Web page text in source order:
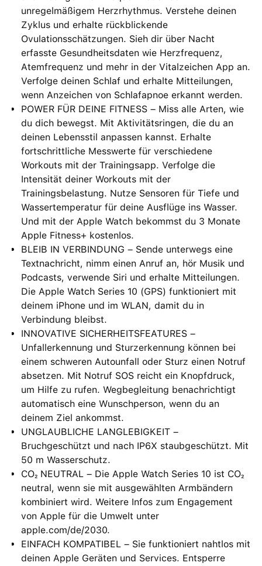
unregelmäßigem Herzrhythmus. Verstehe deinen
Zyklus und erhalte rückblickende
Ovulationsschätzungen⁠. Sieh dir über Nacht
erfasste Gesundheitsdaten wie Herzfrequenz,
Atemfrequenz und mehr in der Vitalzeichen App an.
Verfolge deinen Schlaf und erhalte Mitteilungen,
wenn Anzeichen von Schlafapnoe erkannt werden.
POWER FÜR DEINE FITNESS – Miss alle Arten, wie
du dich bewegst. Mit Aktivitätsringen, die du an
deinen Lebensstil anpassen kannst. Erhalte
fortschrittliche Messwerte für verschiedene
Workouts mit der Trainingsapp. Verfolge die
Intensität deiner Workouts mit der
Trainingsbelastung. Nutze Sensoren für Tiefe und
Wassertemperatur für deine Ausflüge ins Wasser.
Und mit der Apple Watch bekommst du 3 Monate
Apple Fitness+ kostenlos.
BLEIB IN VERBINDUNG – Sende unterwegs eine
Textnachricht, nimm einen Anruf an, hör Musik und
Podcasts, verwende Siri und erhalte Mitteilungen.
Die Apple Watch Series 10 (GPS) funktioniert mit
deinem iPhone und im WLAN, damit du in
Verbindung bleibst.
INNOVATIVE SICHERHEITSFEATURES –
Unfallerkennung und Sturzerkennung können bei
einem schweren Autounfall oder Sturz einen Notruf
absetzen. Mit Notruf SOS reicht ein Knopfdruck,
um Hilfe zu rufen. Wegbegleitung benachrichtigt
automatisch eine Wunschperson, wenn du an
deinem Ziel ankommst.
UNGLAUBLICHE LANGLEBIGKEIT –
Bruchgeschützt und nach IP6X staubgeschützt. Mit
50 m Wasserschutz.
CO₂ NEUTRAL – Die Apple Watch Series 10 ist CO₂
neutral, wenn sie mit ausgewählten Armbändern
kombiniert wird. Weitere Infos zum Engagement
von Apple für die Umwelt unter
apple.com/de/2030.
EINFACH KOMPATIBEL – Sie funktioniert nahtlos mit
deinen Apple Geräten und Services. Entsperre